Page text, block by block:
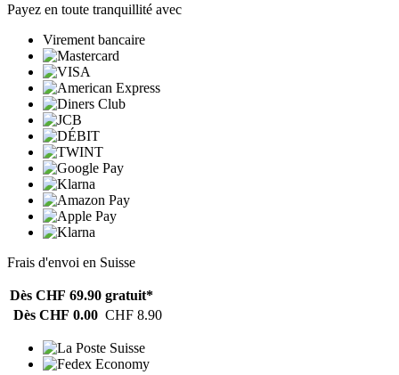
Payez en toute tranquillité avec
Virement bancaire
Frais d'envoi en Suisse
Dès CHF 69.90 gratuit*
Dès CHF 0.00 CHF 8.90